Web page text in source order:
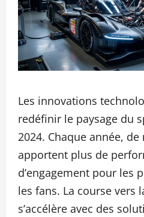
Les innovations
redéfinir le paysage du
2024. Chaque année,
apportent plus de
d’engagement pour les
les fans. La course vers
s’accélère avec des